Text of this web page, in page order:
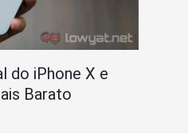
do iPhone X e
Barato